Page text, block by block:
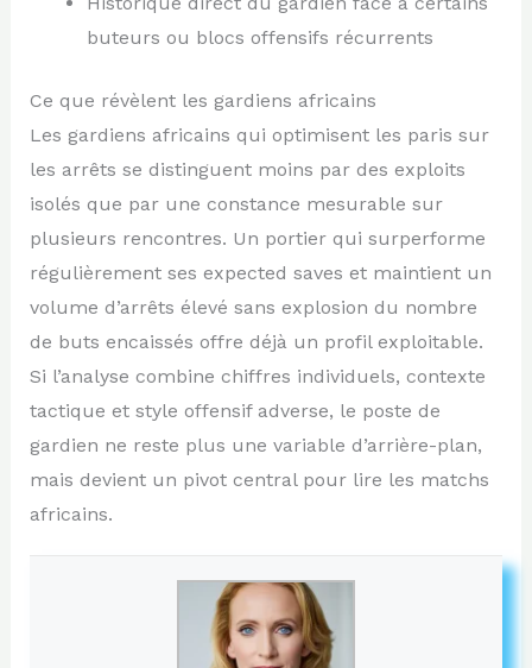
buteurs ou blocs offensifs récurrents
Ce que révèlent les gardiens africains
Les gardiens africains qui optimisent les paris sur
les arrêts se distinguent moins par des exploits
isolés que par une constance mesurable sur
plusieurs rencontres. Un portier qui surperforme
régulièrement ses expected saves et maintient un
volume d’arrêts élevé sans explosion du nombre
de buts encaissés offre déjà un profil exploitable.
Si l’analyse combine chiffres individuels, contexte
tactique et style offensif adverse, le poste de
gardien ne reste plus une variable d’arrière-plan,
mais devient un pivot central pour lire les matchs
africains.